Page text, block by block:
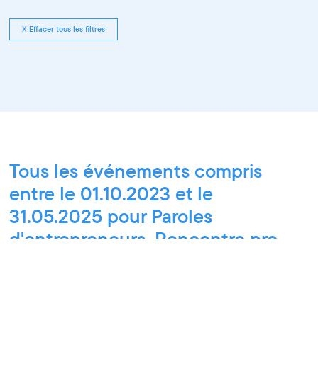
X Effacer tous les filtres
Tous les événements compris
entre le 01.10.2023 et le
31.05.2025 pour Paroles
d'entrepreneurs, Rencontre pro